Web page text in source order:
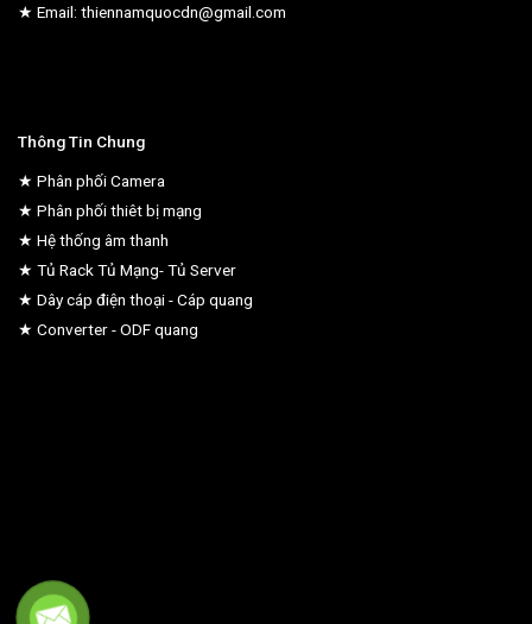
★ Email: thiennamquocdn@gmail.com
Thông Tin Chung
★ Phân phối Camera
★ Phân phối thiêt bị mạng
★ Hệ thống âm thanh
★ Tủ Rack Tủ Mạng- Tủ Server
★ Dây cáp điện thoại - Cáp quang
★ Converter - ODF quang